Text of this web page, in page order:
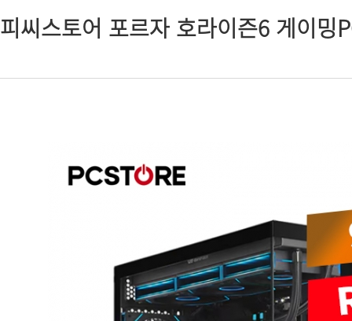
피씨스토어 포르자 호라이즌6 게이밍